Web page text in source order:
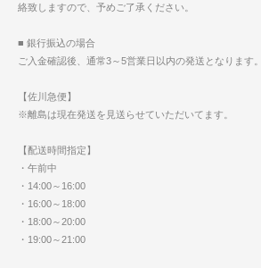
絡致しますので、予めご了承ください。
■ 銀行振込の場合
ご入金確認後、通常3～5営業日以内の発送となります。
【佐川急便】
※離島は現在発送を見送らせていただいてます。
【配送時間指定】
・午前中
・14:00～16:00
・16:00～18:00
・18:00～20:00
・19:00～21:00